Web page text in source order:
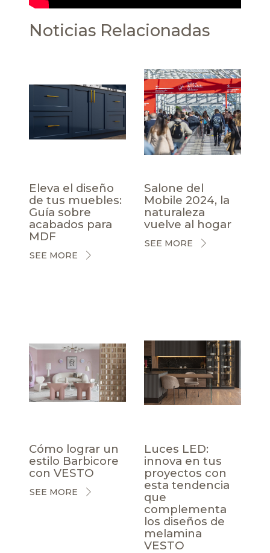
Noticias Relacionadas
Eleva el diseño
de tus muebles:
Guía sobre
acabados para
MDF
SEE MORE
Salone del
Mobile 2024, la
naturaleza
vuelve al hogar
SEE MORE
Cómo lograr un
estilo Barbicore
con VESTO
SEE MORE
Luces LED:
innova en tus
proyectos con
esta tendencia
que
complementa
los diseños de
melamina
VESTO